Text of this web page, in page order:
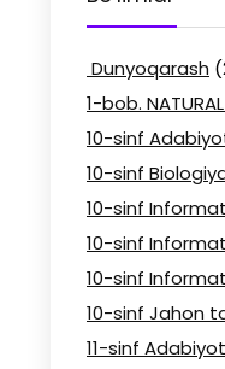
Dunyoqarash
1-bob.
10-sinf
10-sinf
10-sinf
10-sinf
10-sinf
10-sinf Jahon
11-sinf Adabiyot